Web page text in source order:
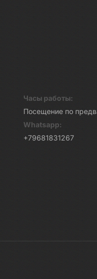
Часы работы:
Посещение по
Whatsapp:
+79681831267